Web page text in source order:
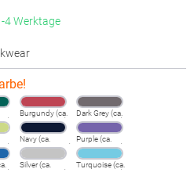
4 Werktage
Burgundy (ca.
Pantone 216)
Dark Grey (ca.
Pantone 431)
Navy (ca.
Pantone 2766)
Purple (ca.
Pantone 269)
Silver (ca.
Pantone 428)
Turquoise (ca.
Pantone 312)